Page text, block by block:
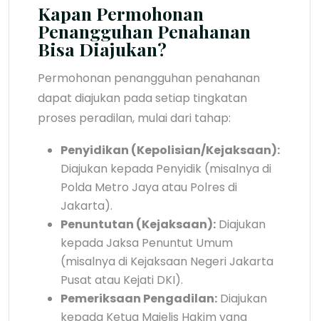
Kapan Permohonan
Penangguhan Penahanan
Bisa Diajukan?
Permohonan penangguhan penahanan
dapat diajukan pada setiap tingkatan
proses peradilan, mulai dari tahap:
Penyidikan (Kepolisian/Kejaksaan):
Diajukan kepada Penyidik (misalnya di
Polda Metro Jaya atau Polres di
Jakarta).
Penuntutan (Kejaksaan): Diajukan
kepada Jaksa Penuntut Umum
(misalnya di Kejaksaan Negeri Jakarta
Pusat atau Kejati DKI).
Pemeriksaan Pengadilan: Diajukan
kepada Ketua Majelis Hakim yang